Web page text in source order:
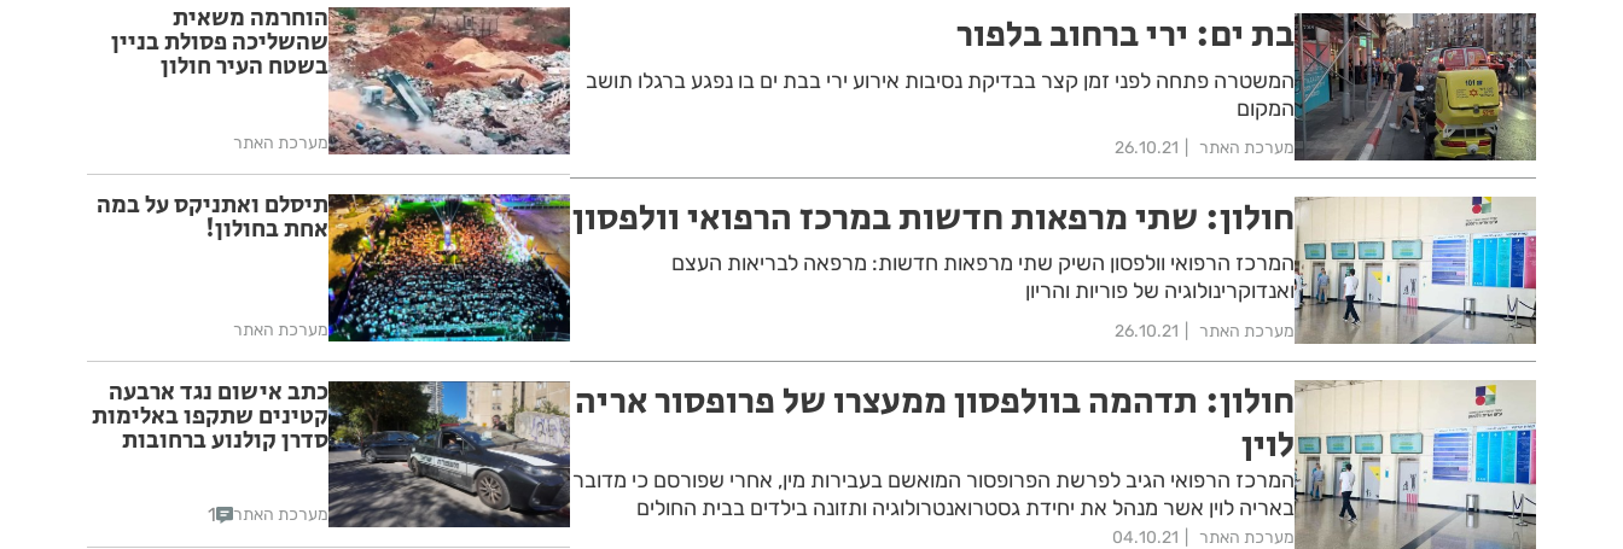
בת ים: ירי ברחוב בלפור
המשטרה פתחה לפני זמן קצר בבדיקת נסיבות אירוע ירי בבת ים בו נפגע ברגלו תושב
המקום
מערכת האתר 26.10.21
חולון: שתי מרפאות חדשות במרכז הרפואי וולפסון
המרכז הרפואי וולפסון השיק שתי מרפאות חדשות: מרפאה לבריאות העצם
ואנדוקרינולוגיה של פוריות והריון
מערכת האתר 26.10.21
חולון: תדהמה בוולפסון ממעצרו של פרופסור אריה
לוין
המרכז הרפואי הגיב לפרשת הפרופסור המואשם בעבירות מין, אחרי שפורסם כי מדובר
באריה לוין אשר מנהל את יחידת גסטרואנטרולוגיה ותזונה בילדים בבית החולים
מערכת האתר 04.10.21
הוחרמה משאית
שהשליכה פסולת בניין
בשטח העיר חולון
מערכת האתר
תיסלם ואתניקס על במה
אחת בחולון!
מערכת האתר
כתב אישום נגד ארבעה
קטינים שתקפו באלימות
סדרן קולנוע ברחובות
מערכת האתר 1